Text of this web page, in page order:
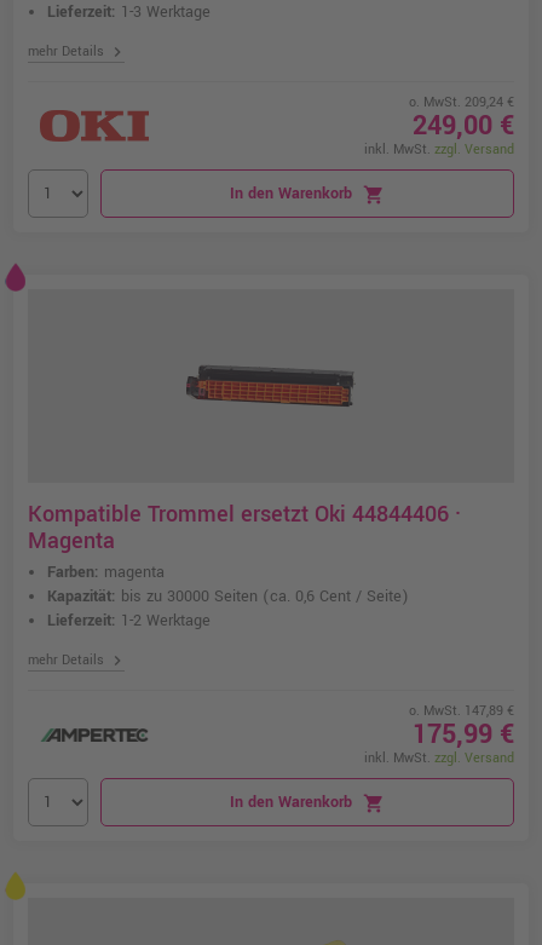
Lieferzeit: 1-3 Werktage
mehr Details chevron_right
o. MwSt. 209,24 €
249,00 €
inkl. MwSt. zzgl. Versand
In den Warenkorb shopping_cart
Kompatible Trommel ersetzt Oki 44844406 ·
Magenta
Farben: magenta
Kapazität: bis zu 30000 Seiten (ca. 0,6 Cent / Seite)
Lieferzeit: 1-2 Werktage
mehr Details chevron_right
o. MwSt. 147,89 €
175,99 €
inkl. MwSt. zzgl. Versand
In den Warenkorb shopping_cart